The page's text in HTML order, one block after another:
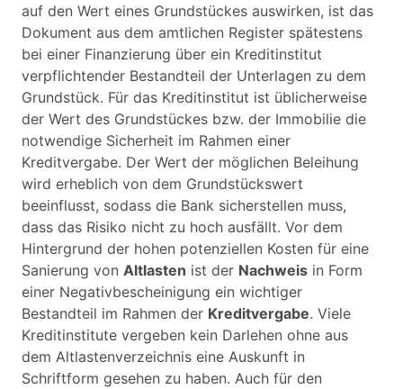
auf den Wert eines Grundstückes auswirken, ist das
Dokument aus dem amtlichen Register spätestens
bei einer Finanzierung über ein Kreditinstitut
verpflichtender Bestandteil der Unterlagen zu dem
Grundstück. Für das Kreditinstitut ist üblicherweise
der Wert des Grundstückes bzw. der Immobilie die
notwendige Sicherheit im Rahmen einer
Kreditvergabe. Der Wert der möglichen Beleihung
wird erheblich von dem Grundstückswert
beeinflusst, sodass die Bank sicherstellen muss,
dass das Risiko nicht zu hoch ausfällt. Vor dem
Hintergrund der hohen potenziellen Kosten für eine
Sanierung von Altlasten ist der Nachweis in Form
einer Negativbescheinigung ein wichtiger
Bestandteil im Rahmen der Kreditvergabe. Viele
Kreditinstitute vergeben kein Darlehen ohne aus
dem Altlastenverzeichnis eine Auskunft in
Schriftform gesehen zu haben. Auch für den